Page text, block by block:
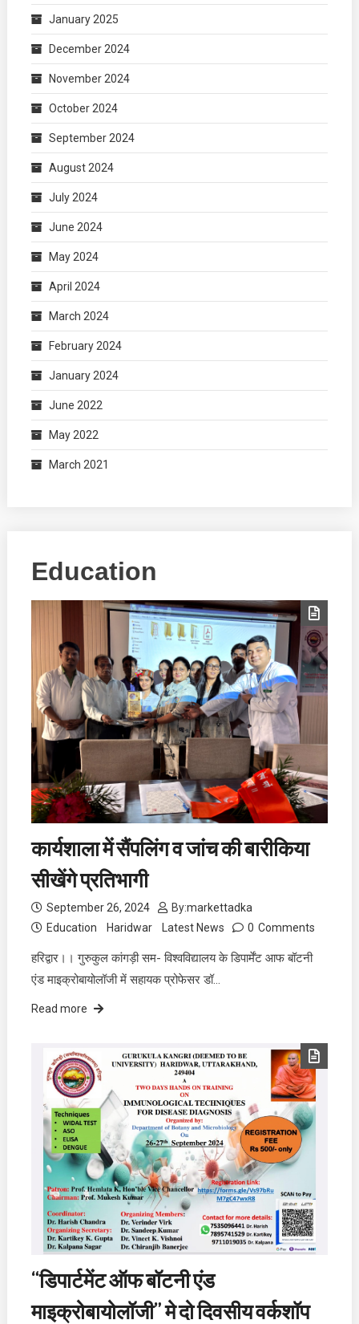
January 2025
December 2024
November 2024
October 2024
September 2024
August 2024
July 2024
June 2024
May 2024
April 2024
March 2024
February 2024
January 2024
June 2022
May 2022
March 2021
Education
कार्यशाला में सैंपलिंग व जांच की बारीकिया
सीखेंगे प्रतिभागी
September 26, 2024 By:markettadka
Education
Haridwar Latest News 0 Comments
हरिद्वार।। गुरुकुल कांगड़ी सम- विश्वविद्यालय के डिपार्मेंट आफ बॉटनी
एंड माइक्रोबायोलॉजी में सहायक प्रोफेसर डॉ…
Read more
“डिपार्टमेंट ऑफ बॉटनी एंड
माइक्रोबायोलॉजी” मे दो दिवसीय वर्कशॉप